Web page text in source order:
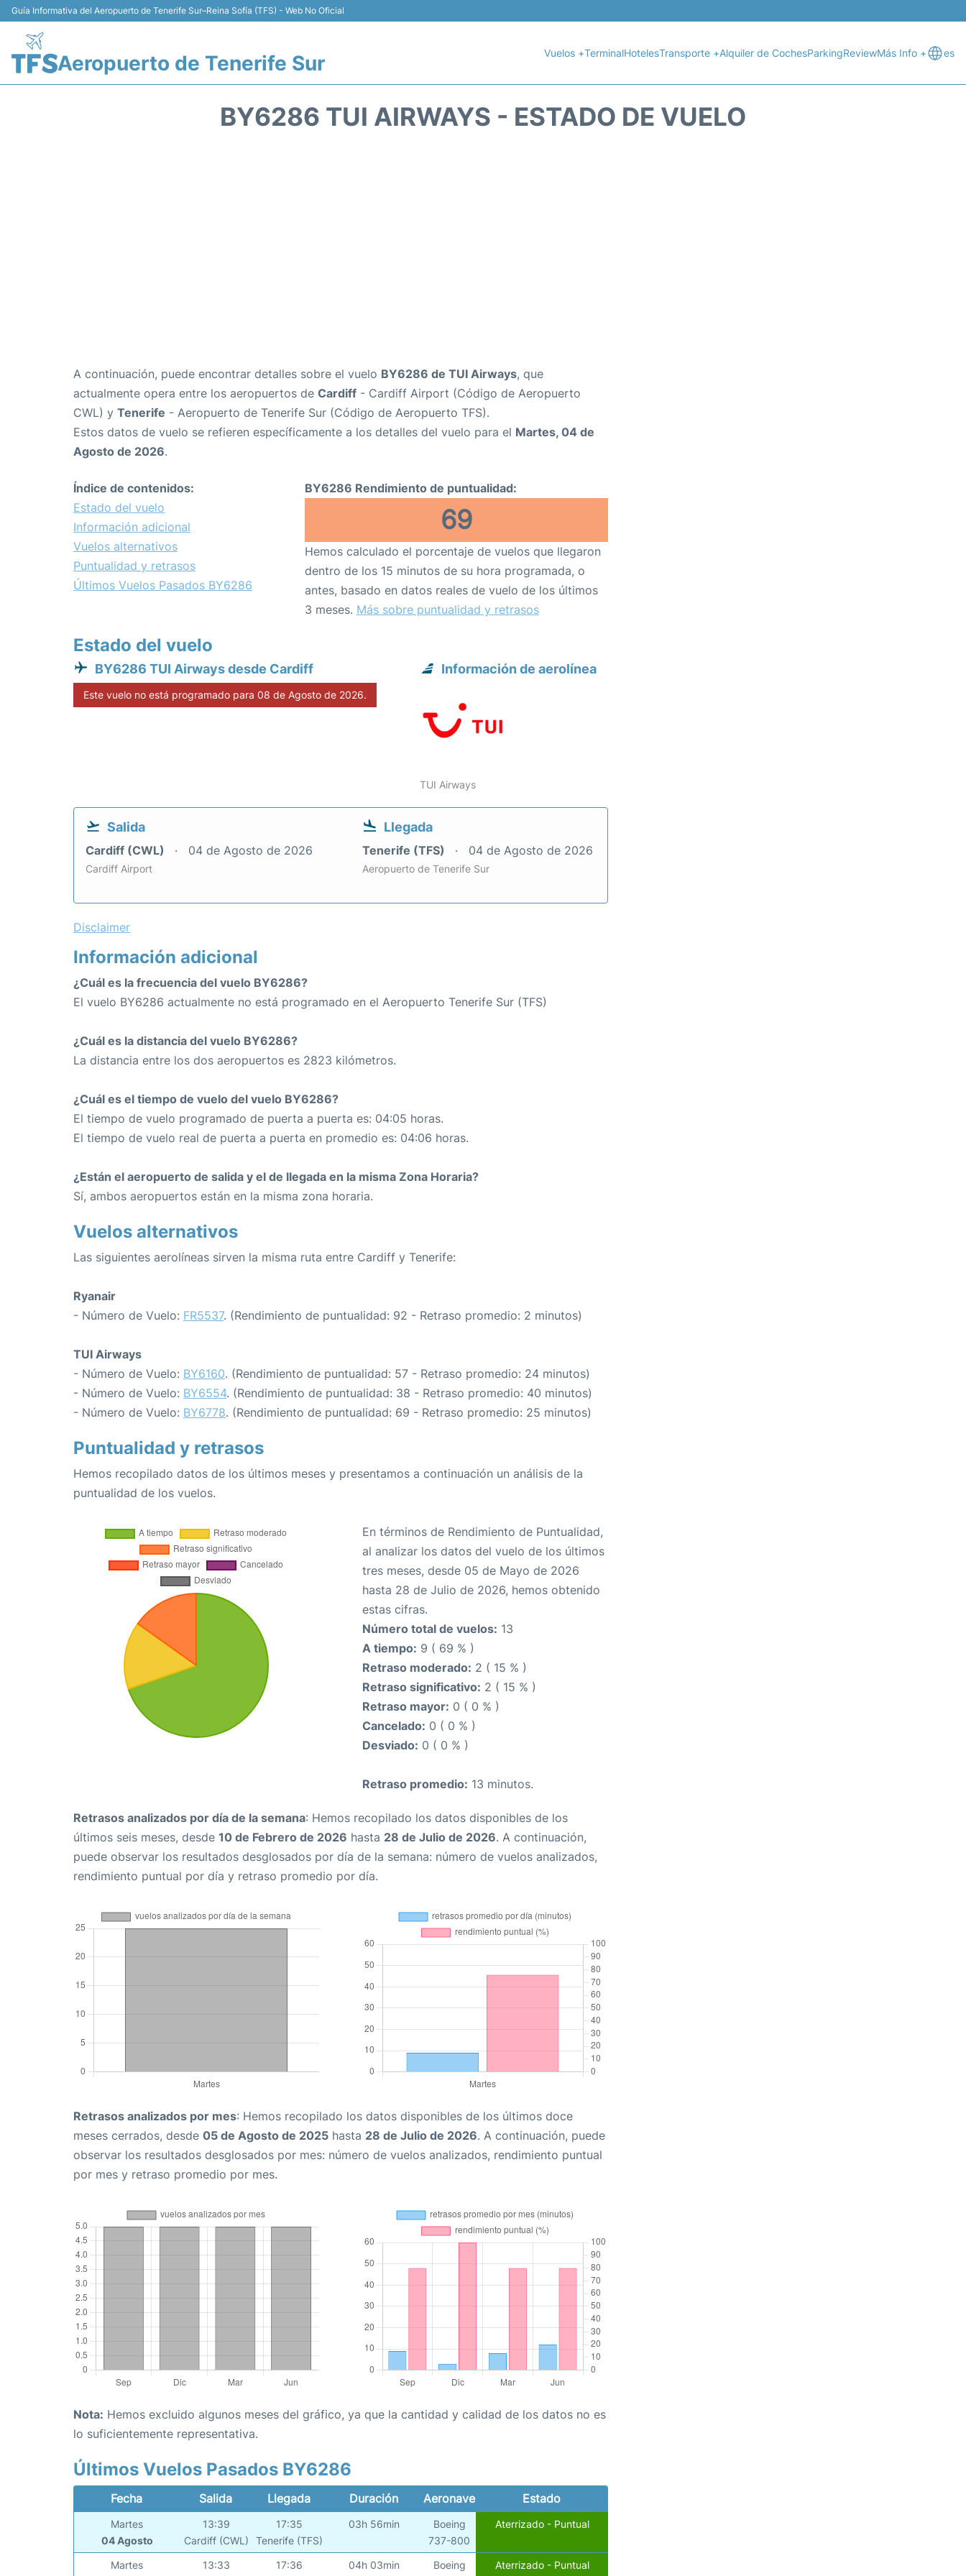
Guía Informativa del Aeropuerto de Tenerife Sur–Reina Sofía (TFS) - Web No Oficial
Aeropuerto de Tenerife Sur Vuelos +TerminalHotelesTransporte +Alquiler de CochesParkingReviewMás Info + es
BY6286 TUI AIRWAYS - ESTADO DE VUELO
A continuación, puede encontrar detalles sobre el vuelo BY6286 de TUI Airways, que
actualmente opera entre los aeropuertos de Cardiff - Cardiff Airport (Código de Aeropuerto
CWL) y Tenerife - Aeropuerto de Tenerife Sur (Código de Aeropuerto TFS).
Estos datos de vuelo se refieren específicamente a los detalles del vuelo para el Martes, 04 de
Agosto de 2026.
Índice de contenidos:
Estado del vuelo
Información adicional
Vuelos alternativos
Puntualidad y retrasos
Últimos Vuelos Pasados BY6286
BY6286 Rendimiento de puntualidad:
69
Hemos calculado el porcentaje de vuelos que llegaron
dentro de los 15 minutos de su hora programada, o
antes, basado en datos reales de vuelo de los últimos
3 meses. Más sobre puntualidad y retrasos
Estado del vuelo
BY6286 TUI Airways desde Cardiff
Este vuelo no está programado para 08 de Agosto de 2026.
Información de aerolínea
TUI Airways
Salida
Cardiff (CWL) 04 de Agosto de 2026
Cardiff Airport
Llegada
Tenerife (TFS) 04 de Agosto de 2026
Aeropuerto de Tenerife Sur
Disclaimer
Información adicional
¿Cuál es la frecuencia del vuelo BY6286?
El vuelo BY6286 actualmente no está programado en el Aeropuerto Tenerife Sur (TFS)
¿Cuál es la distancia del vuelo BY6286?
La distancia entre los dos aeropuertos es 2823 kilómetros.
¿Cuál es el tiempo de vuelo del vuelo BY6286?
El tiempo de vuelo programado de puerta a puerta es: 04:05 horas.
El tiempo de vuelo real de puerta a puerta en promedio es: 04:06 horas.
¿Están el aeropuerto de salida y el de llegada en la misma Zona Horaria?
Sí, ambos aeropuertos están en la misma zona horaria.
Vuelos alternativos
Las siguientes aerolíneas sirven la misma ruta entre Cardiff y Tenerife:
Ryanair
- Número de Vuelo: FR5537. (Rendimiento de puntualidad: 92 - Retraso promedio: 2 minutos)
TUI Airways
- Número de Vuelo: BY6160. (Rendimiento de puntualidad: 57 - Retraso promedio: 24 minutos)
- Número de Vuelo: BY6554. (Rendimiento de puntualidad: 38 - Retraso promedio: 40 minutos)
- Número de Vuelo: BY6778. (Rendimiento de puntualidad: 69 - Retraso promedio: 25 minutos)
Puntualidad y retrasos
Hemos recopilado datos de los últimos meses y presentamos a continuación un análisis de la
puntualidad de los vuelos.
En términos de Rendimiento de Puntualidad,
al analizar los datos del vuelo de los últimos
tres meses, desde 05 de Mayo de 2026
hasta 28 de Julio de 2026, hemos obtenido
estas cifras.
Número total de vuelos: 13
A tiempo: 9 ( 69 % )
Retraso moderado: 2 ( 15 % )
Retraso significativo: 2 ( 15 % )
Retraso mayor: 0 ( 0 % )
Cancelado: 0 ( 0 % )
Desviado: 0 ( 0 % )
Retraso promedio: 13 minutos.
Retrasos analizados por día de la semana: Hemos recopilado los datos disponibles de los
últimos seis meses, desde 10 de Febrero de 2026 hasta 28 de Julio de 2026. A continuación,
puede observar los resultados desglosados por día de la semana: número de vuelos analizados,
rendimiento puntual por día y retraso promedio por día.
Retrasos analizados por mes: Hemos recopilado los datos disponibles de los últimos doce
meses cerrados, desde 05 de Agosto de 2025 hasta 28 de Julio de 2026. A continuación, puede
observar los resultados desglosados por mes: número de vuelos analizados, rendimiento puntual
por mes y retraso promedio por mes.
Nota: Hemos excluido algunos meses del gráfico, ya que la cantidad y calidad de los datos no es
lo suficientemente representativa.
Últimos Vuelos Pasados BY6286
Fecha Salida Llegada Duración Aeronave Estado
Martes
04 Agosto
13:39
Cardiff (CWL)
17:35
Tenerife (TFS)
03h 56min
Boeing
737-800
Aterrizado - Puntual
Martes
13:33
17:36
04h 03min
Boeing
Aterrizado - Puntual